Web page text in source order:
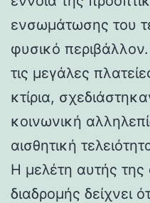
ενσωμάτωσης του
φυσικό περιβάλλον.
τις μεγάλες
κτίρια,
κοινωνική
αισθητική
Η μελέτη αυτής της
διαδρομής δείχνει